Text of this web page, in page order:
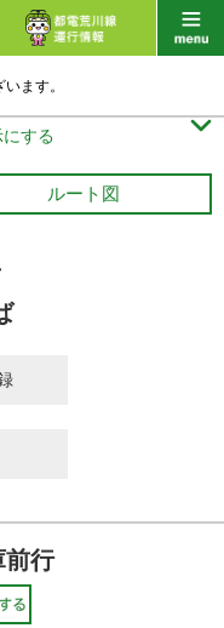
ます。
する 
ルート図
行